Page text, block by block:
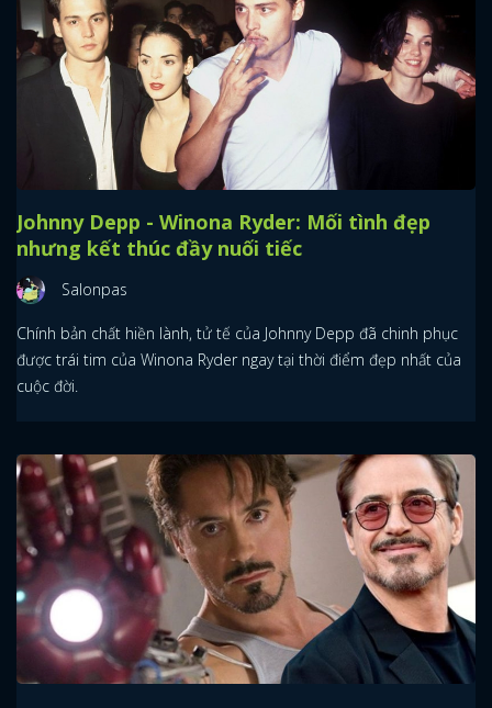
Johnny Depp - Winona Ryder: Mối tình đẹp
nhưng kết thúc đầy nuối tiếc
Salonpas
Chính bản chất hiền lành, tử tế của Johnny Depp đã chinh phục
được trái tim của Winona Ryder ngay tại thời điểm đẹp nhất của
cuộc đời.